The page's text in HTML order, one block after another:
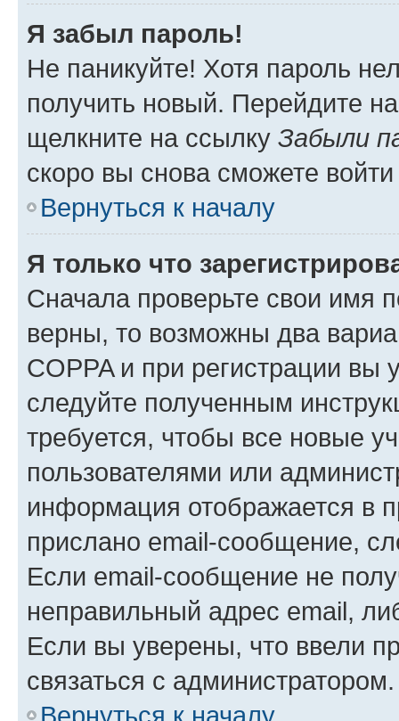
Я забыл пароль!
Не паникуйте! Хотя пароль
получить новый. Перейдите
щелкните на ссылку Забыли
скоро вы снова сможете
Вернуться к началу
Я только что
Сначала проверьте свои имя
верны, то возможны два
COPPA и при регистрации вы
следуйте полученным
требуется, чтобы все новые
пользователями или
информация отображается в
прислано email-сообщение,
Если email-сообщение не
неправильный адрес email,
Если вы уверены, что ввели
связаться с администратором.
Вернуться к началу